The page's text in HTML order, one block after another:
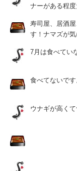
ナーがある程
寿司屋、居酒
す！ナマズが
7月は食べてい
食べてないで
ウナギが高く